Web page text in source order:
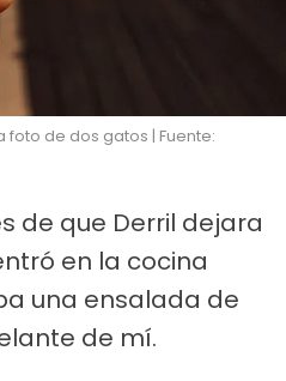
de dos gatos | Fuente:
de que Derril dejara
en la cocina
una ensalada de
de mí.